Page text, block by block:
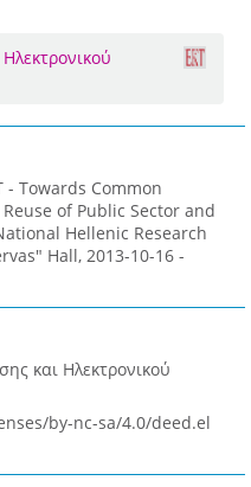
- Towards Common
of Public Sector and
Hellenic Research
Hall, 2013-10-16 -
και Ηλεκτρονικού
by-nc-sa/4.0/deed.el